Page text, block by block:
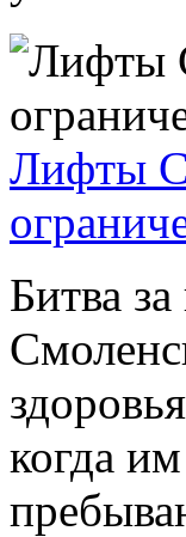
Лифты
Битва
когда